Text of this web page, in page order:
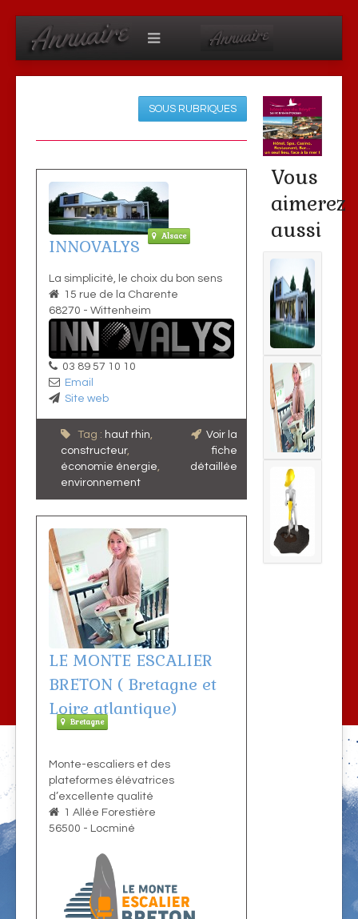
SOUS RUBRIQUES
INNOVALYS
Alsace
La simplicité, le choix du bon sens
15 rue de la Charente
68270 - Wittenheim
03 89 57 10 10
Email
Site web
Tag : haut rhin,
constructeur,
économie énergie,
environnement
Voir la
fiche
détaillée
LE MONTE ESCALIER
BRETON ( Bretagne et
Loire atlantique)
Bretagne
Monte-escaliers et des
plateformes élévatrices
d’excellente qualité
1 Allée Forestière
56500 - Locminé
Vous
aimerez
aussi